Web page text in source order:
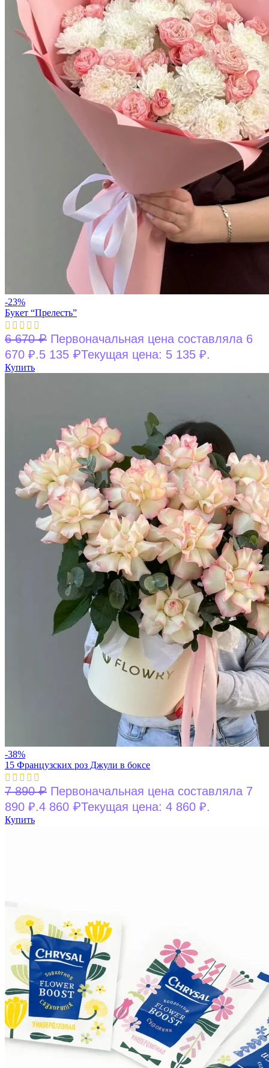
-23%
Букет “Прелесть”
6 670₽ Первоначальная цена составляла 6
670 ₽.5 135 ₽Текущая цена: 5 135 ₽.
Купить
-38%
15 Французских роз Джули в боксе
7 890₽ Первоначальная цена составляла 7
890 ₽.4 860 ₽Текущая цена: 4 860 ₽.
Купить